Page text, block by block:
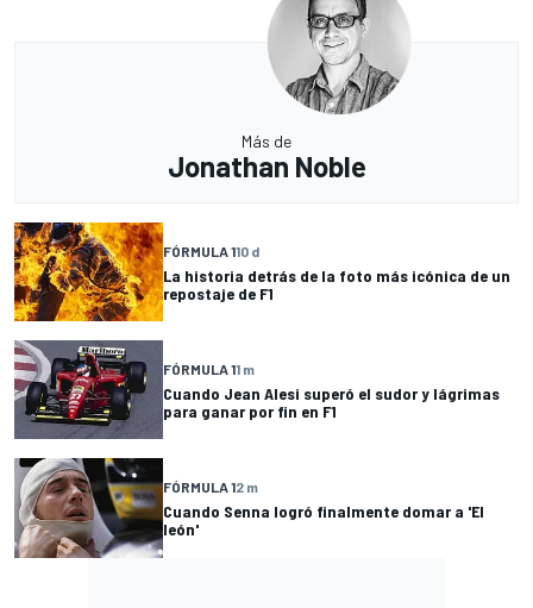
Más de
Jonathan Noble
FÓRMULA 110 d
La historia detrás de la foto más icónica de un
repostaje de F1
FÓRMULA 11 m
Cuando Jean Alesi superó el sudor y lágrimas
para ganar por fin en F1
FÓRMULA 12 m
Cuando Senna logró finalmente domar a 'El
león'